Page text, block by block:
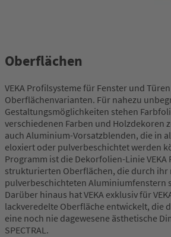
Oberflächen
VEKA Profilsysteme für Fenster und
Oberflächenvarianten. Für nahezu
Gestaltungsmöglichkeiten stehen
verschiedenen Farben und Holzdekoren
auch Aluminium-Vorsatzblenden, die in
eloxiert oder pulverbeschichtet werden
Programm ist die Dekorfolien-Linie
strukturierten Oberflächen, die durch ihr
pulverbeschichteten Aluminiumfenstern
Darüber hinaus hat VEKA exklusiv für
lackveredelte Oberfläche entwickelt, die
eine noch nie dagewesene ästhetische
SPECTRAL.